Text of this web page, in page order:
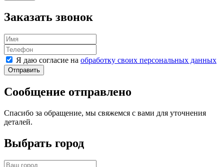
Заказать звонок
Я даю согласие на обработку своих персональных данных
Отправить
Сообщение отправлено
Спасибо за обращение, мы свяжемся с вами для уточнения
деталей.
Выбрать город